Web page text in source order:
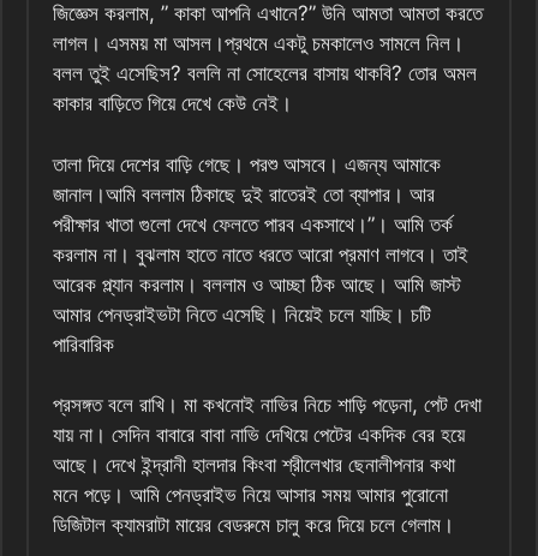
জিজ্ঞেস করলাম, ” কাকা আপনি এখানে?” উনি আমতা আমতা করতে
লাগল। এসময় মা আসল।‌‌‌‌‌‌প্রথমে একটু চমকালেও সামলে নিল।
বলল তুই এসেছিস? বললি না সোহেলের বাসায় থাকবি? তোর অমল
কাকার বাড়িতে গিয়ে দেখে কেউ নেই।
তালা দিয়ে দেশের বাড়ি গেছে। পরশু আসবে। এজন্য আমাকে
জানাল।‌‌‌‌আমি বললাম ঠিকাছে দুই রাতেরই তো ব্যাপার। আর
পরীক্ষার খাতা গুলো দেখে ফেলতে পারব একসাথে।”। আমি তর্ক‌
করলাম না। বুঝলাম হাতে নাতে ধরতে আরো প্রমাণ লাগবে। তাই
আরেক প্ল্যান করলাম। বললাম ও আচ্ছা ঠিক আছে। আমি জাস্ট
আমার পেনড্রাইভটা নিতে এসেছি। নিয়েই চলে যাচ্ছি। চটি
পারিবারিক
প্রসঙ্গত বলে রাখি। মা কখনোই নাভির নিচে শাড়ি পড়েনা, পেট দেখা
যায় না। সেদিন বাবারে বাবা নাভি দেখিয়ে পেটের একদিক বের হয়ে
আছে। দেখে ইন্দ্রানী হালদার কিংবা শ্রীলেখার ছেনালীপনার কথা
মনে পড়ে। আমি পেনড্রাইভ নিয়ে আসার সময় আমার পুরোনো
ডিজিটাল ক্যামরাটা মায়ের বেডরুমে চালু করে দিয়ে চলে গেলাম।